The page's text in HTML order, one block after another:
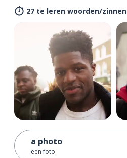
27 te leren woorden/zinnen
a photo
een foto